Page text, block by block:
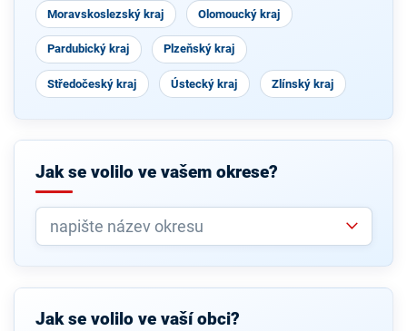
Moravskoslezský kraj Olomoucký kraj
Pardubický kraj Plzeňský kraj
Středočeský kraj Ústecký kraj Zlínský kraj
Jak se volilo ve vašem okrese?
Jak se volilo ve vaší obci?